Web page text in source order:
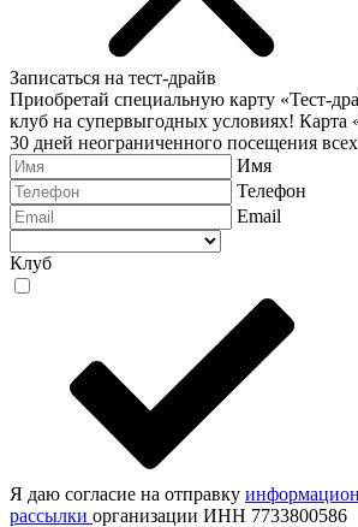
Записаться на тест-драйв
Приобретай специальную карту «Тест-
клуб на супервыгодных условиях! Карта
30 дней неограниченного посещения
Имя
Телефон
Email
Клуб
Я даю согласие на отправку
рассылки организации ИНН 7733800586